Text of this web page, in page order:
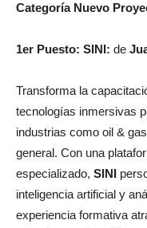
Categoría Nuevo
1er Puesto: SINI: de
Transforma la
tecnologías inmersivas
industrias como oil &
general. Con una
especializado, SINI
inteligencia artificial y
experiencia formativa